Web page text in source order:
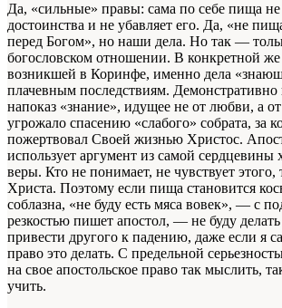
Да, «сильные» правы: сама по себе пища
достоинства и не убавляет его. Да, «не
перед Богом», но наши дела. Но так —
богословском отношении. В конкретной
возникшей в Коринфе, именно дела
плачевным последствиям. Демонстративно
напоказ «знание», идущее не от любви, а
угрожало спасению «слабого» собрата, за
пожертвовал Своей жизнью Христос.
использует аргумент из самой сердцевины
веры. Кто не понимает, не чувствует этого,
Христа. Поэтому если пища становится
соблазна, «не буду есть мяса вовек», — с
резкостью пишет апостол, — не буду
привести другого к падению, даже если я
право это делать. С предельной
на свое апостольское право так мыслить,
учить.